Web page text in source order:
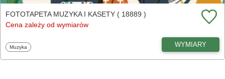
FOTOTAPETA MUZYKA I KASETY ( 18889 )
Cena zależy od wymiarów
Fototapety
Muzyka WYMIARY